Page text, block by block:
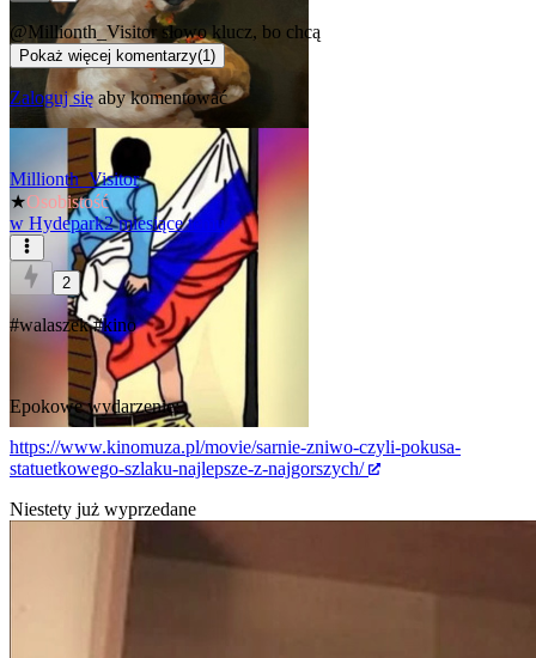
@Millionth_Visitor słowo klucz, bo chcą
Pokaż więcej komentarzy(1 )
Zaloguj sięaby komentować
Millionth_Visitor
★Osobistość
w Hydepark2 miesiące temu
2
#walaszek #kino
Epokowe wydarzenie:
https://www.kinomuza.pl/movie/sarnie-zniwo-czyli-pokusa-
statuetkowego-szlaku-najlepsze-z-najgorszych/
Niestety już wyprzedane